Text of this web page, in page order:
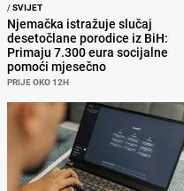
/SVIJET
Njemačka istražuje slučaj
desetočlane porodice iz BiH:
Primaju 7.300 eura socijalne
pomoći mjesečno
PRIJE OKO 12H